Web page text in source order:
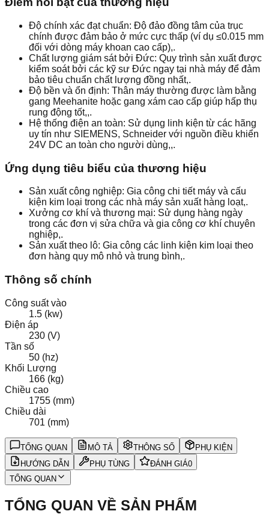
Độ chính xác đạt chuẩn: Độ đảo đồng tâm của trục
chính được đảm bảo ở mức cực thấp (ví dụ ≤0.015 mm
đối với dòng máy khoan cao cấp),.
Chất lượng giám sát bởi Đức: Quy trình sản xuất được
kiểm soát bởi các kỹ sư Đức ngay tại nhà máy để đảm
bảo tiêu chuẩn chất lượng đồng nhất,.
Độ bền và ổn định: Thân máy thường được làm bằng
gang Meehanite hoặc gang xám cao cấp giúp hấp thụ
rung động tốt,,.
Hệ thống điện an toàn: Sử dụng linh kiện từ các hãng
uy tín như SIEMENS, Schneider với nguồn điều khiển
24V DC an toàn cho người dùng,,.
Ứng dụng tiêu biểu của thương hiệu
Sản xuất công nghiệp: Gia công chi tiết máy và cấu
kiện kim loại trong các nhà máy sản xuất hàng loạt,.
Xưởng cơ khí và thương mại: Sử dụng hàng ngày
trong các đơn vị sửa chữa và gia công cơ khí chuyên
nghiệp,.
Sản xuất theo lô: Gia công các linh kiện kim loại theo
đơn hàng quy mô nhỏ và trung bình,.
Thông số chính
Công suất vào
1.5 (kw)
Điện áp
230 (V)
Tần số
50 (hz)
Khối Lượng
166 (kg)
Chiều cao
1755 (mm)
Chiều dài
701 (mm)
TỔNG QUAN MÔ TẢ THÔNG SỐ
PHỤ KIỆN
HƯỚNG DẪN
PHỤ TÙNG ĐÁNH GIÁ0
TỔNG QUAN
TỔNG QUAN VỀ SẢN PHẨM